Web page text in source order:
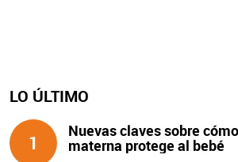
LO ÚLTIMO
1
Nuevas claves sobre
materna protege al bebé